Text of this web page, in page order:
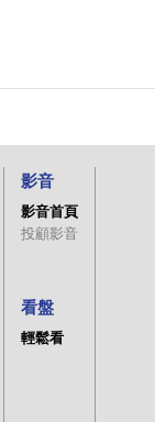
影音
影音首頁
投顧影音
看盤
輕鬆看